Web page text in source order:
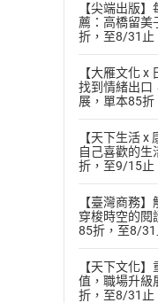
【尖端出版
薦：高橋留美
折，至8/31止
【大雁文化 x
找到情緒出口
展，單本85
【天下生活 x
自己喜歡的生
折，至9/15止
【臺灣商務
穿梭時空的閱
85折，至8/31
【天下文化
值，職場升級
折，至8/31止